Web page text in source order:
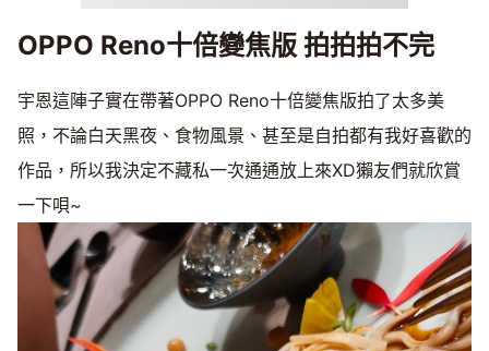
OPPO Reno十倍變焦版 拍拍拍不完
宇恩這陣子實在帶著OPPO Reno十倍變焦版拍了太多美
照，不論白天黑夜、食物風景、甚至是自拍都有我好喜歡的
作品，所以我決定不藏私一次通通放上來XD獺友們就欣賞
一下唄~